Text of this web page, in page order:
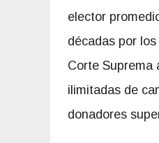
elector
décadas por
Corte Suprema
ilimitadas de
donadores